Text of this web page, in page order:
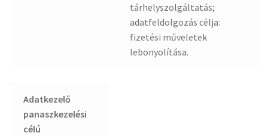
tárhelyszolgáltatás;
adatfeldolgozás célja:
fizetési műveletek
lebonyolítása.
Adatkezelő
panaszkezelési
célú